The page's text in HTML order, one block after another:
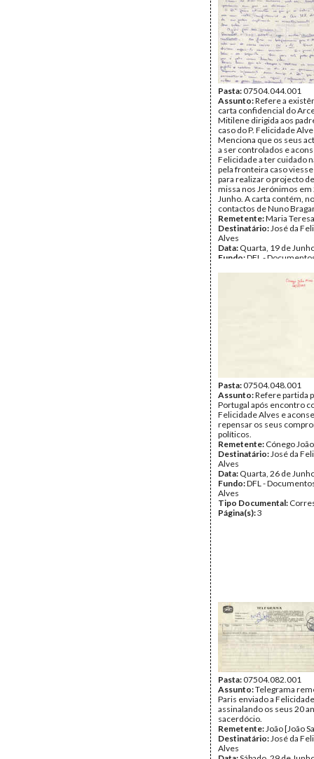
Pasta:07504.044.001
Assunto:Refere a
carta confidencial do
Mitilene dirigida aos
caso do P. Felicidade
Menciona que os seus
a ser controlados e
Felicidade a ter cuidado
pela fronteira caso
para realizar o projecto
missa nos Jerónimos em
Junho. A carta contém,
contactos de Nuno
Remetente:Maria
Destinatário:José da
Alves
Data: Quarta, 19 de
Fundo:DFL -
Tipo Documental:
Pasta:07504.048.001
Assunto:Refere partida
Portugal após encontro
Felicidade Alves e
repensar os seus
políticos.
Remetente: Cónego
Destinatário:José da
Alves
Data: Quarta, 26 de
Fundo:DFL -
Alves
Tipo Documental:
Página(s):3
Pasta:07504.082.001
Assunto:Telegrama
Paris enviado a
assinalando os seus 20
sacerdócio.
Remetente:João [João
Destinatário:José da
Alves